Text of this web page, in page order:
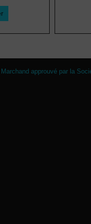
Marchand approuvé par la